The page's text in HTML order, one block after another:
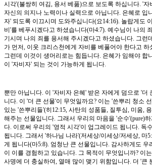
시각'(불쌍히 여김, 용서 베풂)으로 보도록 하십니다. '자
자신의 의지나 노력이나 실력으로 아닙니다. 은혜로 입
자' 되도록 이끄시며 도와주십니다(요14:16). 놀랍게도
비'를 베푸시겠다고 하셨습니다(마4:7). 예수님이 나의
기시며 나의 죄를 용서해 주시겠다고 하셨습니다. 그런
가 먼저, 이웃 크리스천에게 자비를 베풀어야 한다고
그런데 이것이 생머리로는 힘듭니다. 은혜가 임해야 합
이 '자비자' 되는 것이 가능하게 됩니다.
뿐만 아닙니다. 이 '자비자 은혜' 받은 자에게 덤으로 '더
니다. 이 '더 큰 선물'이 무엇일까요? 이는 '쓴뿌리 청소
있는 '쓴뿌리들'(히12:15, 사탄의 성품들, 질투심, 미움,
해주는 선물입니다. 그래서 우리의 마음을 '순수'(pure)
다. 이로써 우리의 '영적 시각'이 업그레이드 됩니다. 독
됩니다. 그래서 '하나님 나라'(저세상/이세상/저세상, 마
게 됩니다(마5:8). 엄청난 큰 선물입니다. 감사하게도
이 이를 경험하고 있습니다. 그 목적이 무엇입니까? 이
사명에 더 충실하여, 열매 많이 맺기 위함입니다. 더 '큰